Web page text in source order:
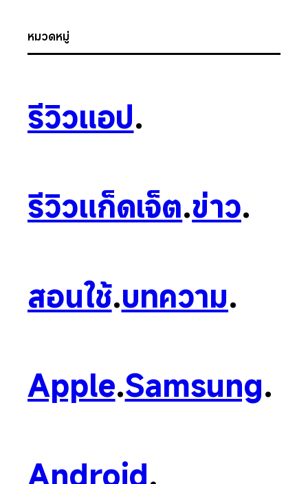
หมวดหมู่
รีวิวแอป.
รีวิวแก็ดเจ็ต.ข่าว.
สอนใช้.บทความ.
Apple.Samsung.
Android.